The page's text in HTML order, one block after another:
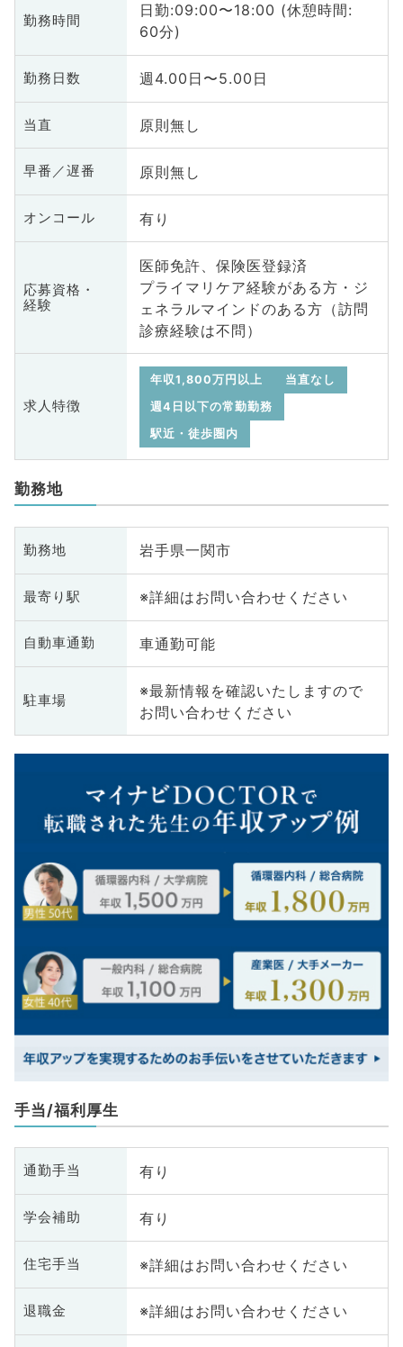
勤務時間
日勤:09:00〜18:00 (休憩時間:
60分)
勤務日数 週4.00日〜5.00日
当直 原則無し
早番／遅番 原則無し
オンコール 有り
応募資格・
経験
医師免許、保険医登録済
プライマリケア経験がある方・ジ
ェネラルマインドのある方（訪問
診療経験は不問）
求人特徴
年収1,800万円以上
当直なし
週4日以下の常勤勤務
駅近・徒歩圏内
勤務地
勤務地 岩手県一関市
最寄り駅 ※詳細はお問い合わせください
自動車通勤 車通勤可能
駐車場
※最新情報を確認いたしますので
お問い合わせください
手当/福利厚生
通勤手当 有り
学会補助 有り
住宅手当 ※詳細はお問い合わせください
退職金 ※詳細はお問い合わせください